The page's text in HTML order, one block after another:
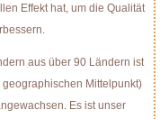
Effekt hat, um die Qualität
aus über 90 Ländern ist
Mittelpunkt)
Es ist unser